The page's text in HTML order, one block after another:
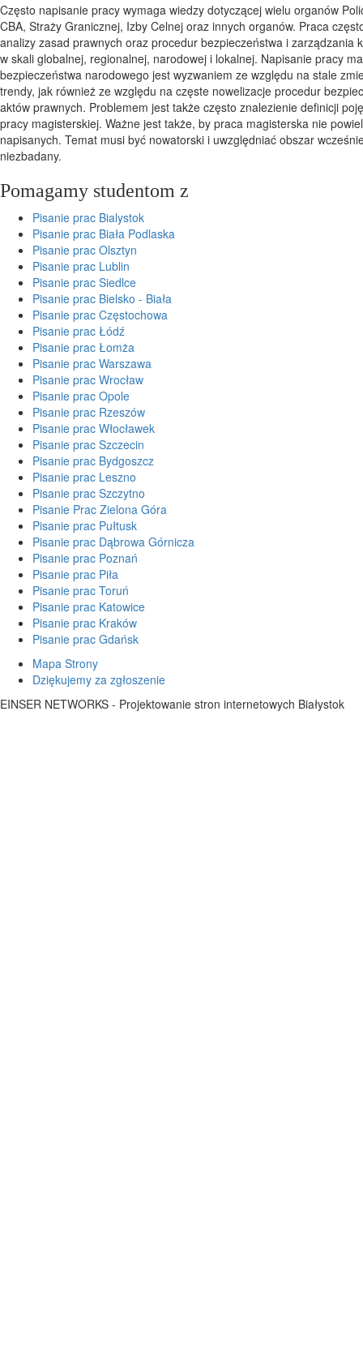
Często napisanie pracy wymaga wiedzy dotyczącej wielu organów
CBA, Straży Granicznej, Izby Celnej oraz innych organów. Praca
analizy zasad prawnych oraz procedur bezpieczeństwa i zarządzania
w skali globalnej, regionalnej, narodowej i lokalnej. Napisanie pracy
bezpieczeństwa narodowego jest wyzwaniem ze względu na stale
trendy, jak również ze względu na częste nowelizacje procedur
aktów prawnych. Problemem jest także często znalezienie definicji
pracy magisterskiej. Ważne jest także, by praca magisterska nie
napisanych. Temat musi być nowatorski i uwzględniać obszar
niezbadany.
Pomagamy studentom z
Pisanie prac Bialystok
Pisanie prac Biała Podlaska
Pisanie prac Olsztyn
Pisanie prac Lublin
Pisanie prac Siedlce
Pisanie prac Bielsko - Biała
Pisanie prac Częstochowa
Pisanie prac Łódź
Pisanie prac Łomża
Pisanie prac Warszawa
Pisanie prac Wrocław
Pisanie prac Opole
Pisanie prac Rzeszów
Pisanie prac Włocławek
Pisanie prac Szczecin
Pisanie prac Bydgoszcz
Pisanie prac Leszno
Pisanie prac Szczytno
Pisanie Prac Zielona Góra
Pisanie prac Pułtusk
Pisanie prac Dąbrowa Górnicza
Pisanie prac Poznań
Pisanie prac Piła
Pisanie prac Toruń
Pisanie prac Katowice
Pisanie prac Kraków
Pisanie prac Gdańsk
Mapa Strony
Dziękujemy za zgłoszenie
EINSER NETWORKS - Projektowanie stron internetowych Białystok